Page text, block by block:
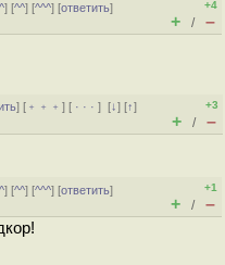
^] [^^] [^^^] [ответить]
+4
+ / –
] [ ﹢﹢﹢] [ · · ·][↓] [↑]
+3
+ / –
^] [^^] [^^^] [ответить]
+1
+ / –